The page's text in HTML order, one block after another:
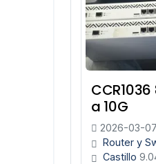
CCR1036
a 10G
2026-03-07
Router y
Castillo